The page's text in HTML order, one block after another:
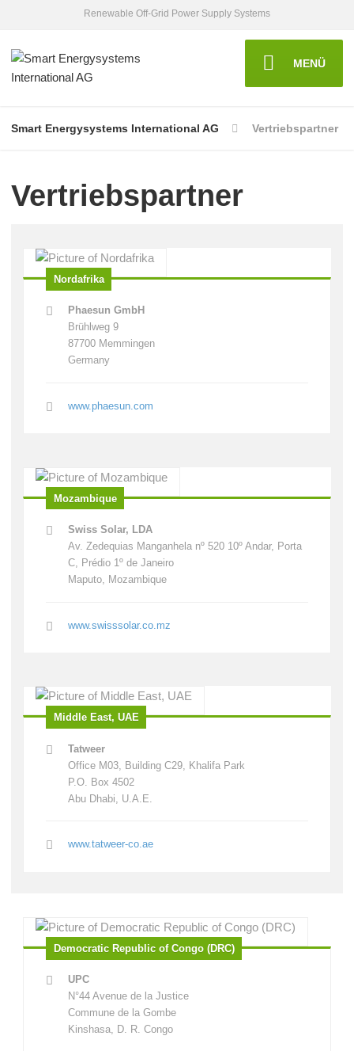
Renewable Off-Grid Power Supply Systems
MENÜ
Smart Energysystems International AG Vertriebspartner
Vertriebspartner
Phaesun GmbH
Brühlweg 9
87700 Memmingen
Germany
www.phaesun.com
Nordafrika
Swiss Solar, LDA
Av. Zedequias Manganhela nº 520 10º Andar, Porta
C, Prédio 1º de Janeiro
Maputo, Mozambique
www.swisssolar.co.mz
Mozambique
Tatweer
Office M03, Building C29, Khalifa Park
P.O. Box 4502
Abu Dhabi, U.A.E.
www.tatweer-co.ae
Middle East, UAE
UPC
N°44 Avenue de la Justice
Commune de la Gombe
Kinshasa, D. R. Congo
Democratic Republic of Congo (DRC)